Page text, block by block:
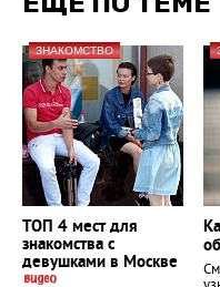
ЗНАКОМСТВО
ТОП 4 мест для
знакомства с
девушками в Москве